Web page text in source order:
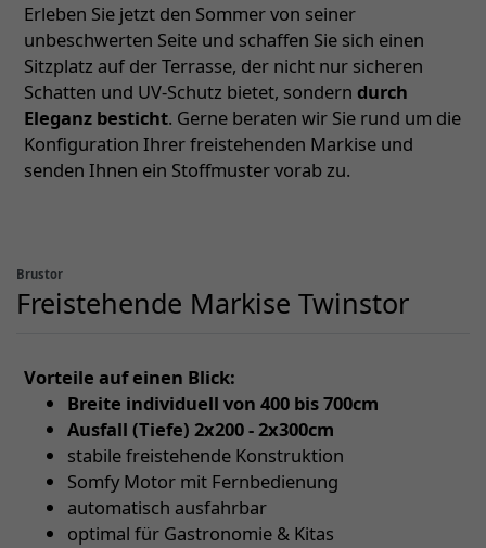
Erleben Sie jetzt den Sommer von seiner
unbeschwerten Seite und schaffen Sie sich einen
Sitzplatz auf der Terrasse, der nicht nur sicheren
Schatten und UV-Schutz bietet, sondern durch
Eleganz besticht. Gerne beraten wir Sie rund um die
Konfiguration Ihrer freistehenden Markise und
senden Ihnen ein Stoffmuster vorab zu.
Brustor
Freistehende Markise Twinstor
Vorteile auf einen Blick:
Breite individuell von 400 bis 700cm
Ausfall (Tiefe) 2x200 - 2x300cm
stabile freistehende Konstruktion
Somfy Motor mit Fernbedienung
automatisch ausfahrbar
optimal für Gastronomie & Kitas